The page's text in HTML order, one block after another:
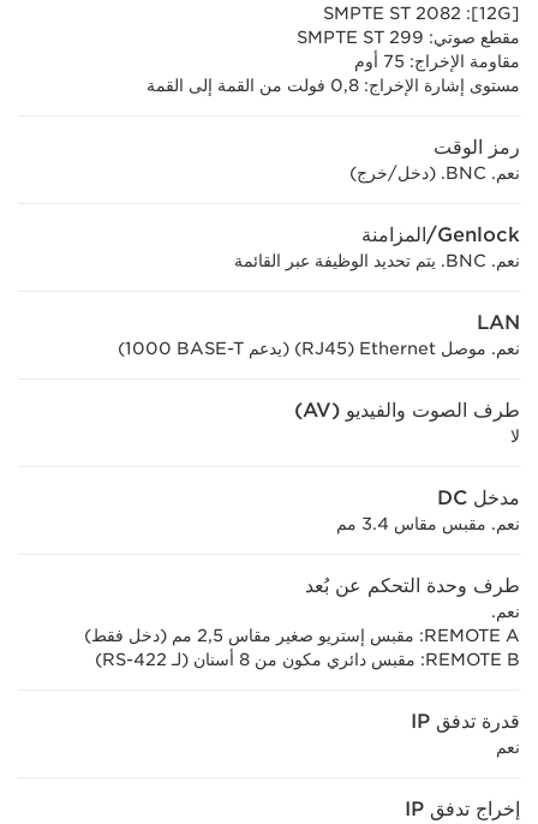
[12G]‏: SMPTE ST 2082
مقطع صوتي: SMPTE ST 299
مقاومة الإخراج: 75 أوم
مستوى إشارة الإخراج: 0,8 فولت من القمة إلى القمة
رمز الوقت
نعم. BNC. (دخل/خرج)
Genlock/المزامنة
نعم. BNC. يتم تحديد الوظيفة عبر القائمة
LAN
نعم. موصل Ethernet ‏(RJ45) (يدعم ‎1000 BASE-T)
طرف الصوت والفيديو (AV)
لا
مدخل DC
نعم. مقبس مقاس 3.4 مم
طرف وحدة التحكم عن بُعد
نعم.
REMOTE A‏: مقبس إستريو صغير مقاس 2,5 مم (دخل فقط)
REMOTE B‏: مقبس دائري مكون من 8 أسنان (لـ RS-422)
قدرة تدفق IP
نعم
إخراج تدفق IP